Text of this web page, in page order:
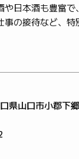
や日本酒も豊富で
事の接待など、
県山口市小郡下